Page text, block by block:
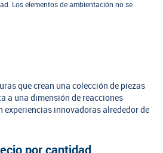
Los elementos de ambientación no se
que crean una colección de piezas
a una dimensión de reacciones
experiencias innovadoras alrededor de
por cantidad